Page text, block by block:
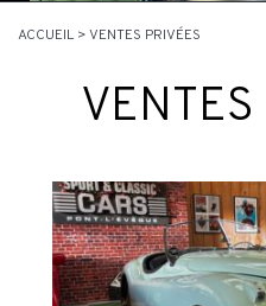
ACCUEIL >VENTES PRIVÉES